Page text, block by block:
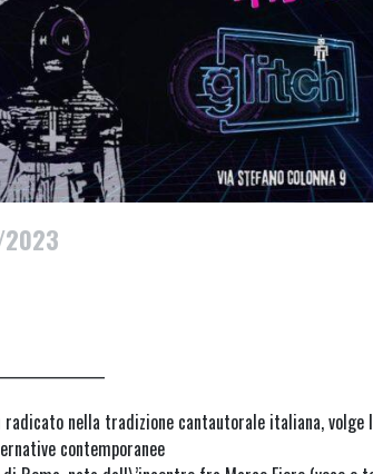
nella tradizione cantautorale italiana, volge
contemporanee